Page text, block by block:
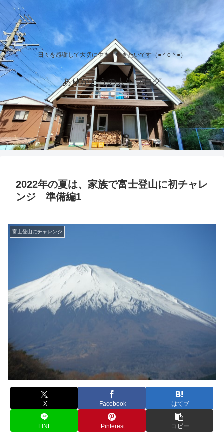
日々を感謝して大切に生きていきたいです（●＾o＾●）
ありがとうの人生ブログ
2022年の夏は、家族で富士登山に初チャレ
ンジ 準備編1
富士登山にチャレンジ
X Facebook はてブ
LINE Pinterest コピー